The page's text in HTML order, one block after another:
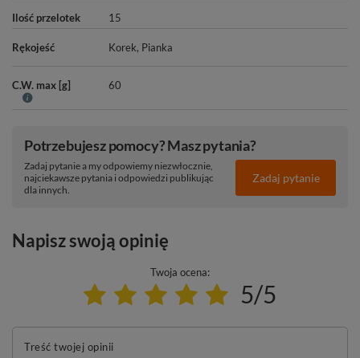
Ilość przelotek 15
Rękojeść Korek, Pianka
C.W. max [g] 60
Potrzebujesz pomocy? Masz pytania?
Zadaj pytanie a my odpowiemy niezwłocznie,
najciekawsze pytania i odpowiedzi publikując
dla innych.
Zadaj pytanie
Napisz swoją opinię
Twoja ocena:
5/5
Treść twojej opinii